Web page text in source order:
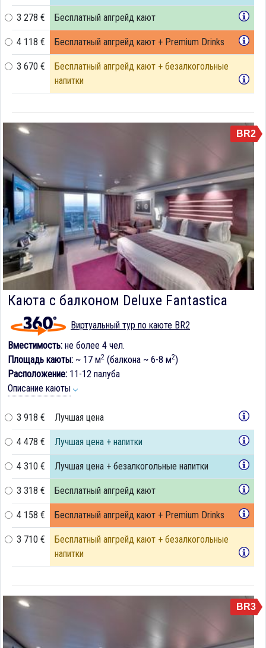
3 278 € Бесплатный апгрейд кают
4 118 € Бесплатный апгрейд кают + Premium Drinks
3 670 €
Бесплатный апгрейд кают + безалкогольные
напитки
BR2
Каюта с балконом Deluxe Fantastica
Виртуальный тур по каюте BR2
Вместимость: не более 4 чел.
Площадь каюты: ~ 17 м2 (балкона ~ 6-8 м2)
Расположение: 11-12 палуба
Описание каюты
3 918 € Лучшая цена
4 478 € Лучшая цена + напитки
4 310 € Лучшая цена + безалкогольные напитки
3 318 € Бесплатный апгрейд кают
4 158 € Бесплатный апгрейд кают + Premium Drinks
3 710 €
Бесплатный апгрейд кают + безалкогольные
напитки
BR3